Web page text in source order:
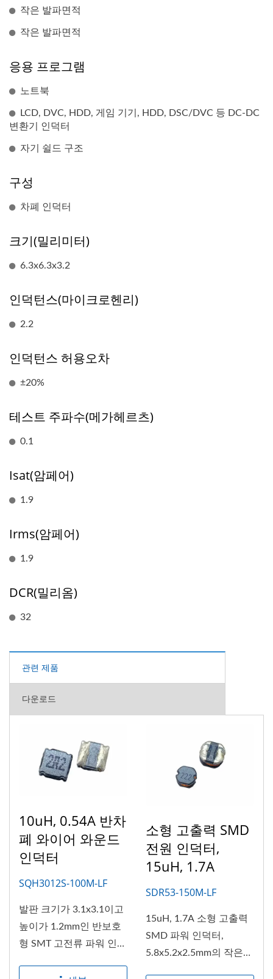
작은 발파면적
작은 발파면적
응용 프로그램
노트북
LCD, DVC, HDD, 게임 기기, HDD, DSC/DVC 등 DC-DC
변환기 인덕터
자기 쉴드 구조
구성
차폐 인덕터
크기(밀리미터)
6.3x6.3x3.2
인덕턴스(마이크로헨리)
2.2
인덕턴스 허용오차
±20%
테스트 주파수(메가헤르츠)
0.1
Isat(암페어)
1.9
Irms(암페어)
1.9
DCR(밀리옴)
32
관련 제품
다운로드
10uH, 0.54A 반차
폐 와이어 와운드
인덕터
SQH3012S-100M-LF
발판 크기가 3.1x3.1이고
높이가 1.2mm인 반보호
형 SMT 고전류 파워 인덕
소형 고출력 SMD
전원 인덕터,
15uH, 1.7A
SDR53-150M-LF
15uH, 1.7A 소형 고출력
SMD 파워 인덕터,
5.8x5.2x2.5mm의 작은